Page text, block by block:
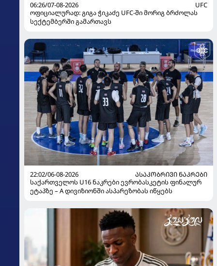
06:26/07-08-2026
UFC
ოფიციალურად: გიგა ჭიკაძე UFC-ში მორიგ ბრძოლას
სექტემბერში გამართავს
22:02/06-08-2026
ᲐᲡᲐᲙᲝᲑᲠᲘᲕᲘ ᲜᲐᲙᲠᲔᲑᲘ
საქართველოს U16 ნაკრები ევრობასკეტის ფინალურ
ეტაპზე – A დივიზიონში ასპარეზობას იწყებს